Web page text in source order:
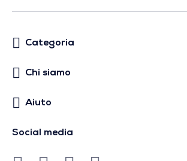
Categoria
Chi siamo
Aiuto
Social media